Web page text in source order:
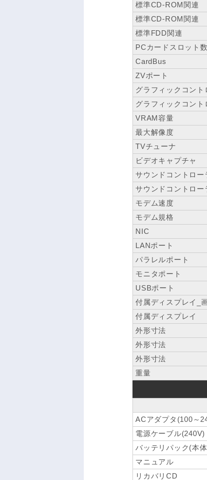
標準CD-ROM関連
標準CD-ROM関連
標準FDD関連
PCカードスロット数
CardBus
ZVポート
グラフィックコント
グラフィックコント
VRAM容量
最大解像度
TVチューナ
ビデオキャプチャ
サウンドコントロー
サウンドコントロー
モデム速度
モデム規格
NIC
LANポート
パラレルポート
モニタポート
USBポート
付属ディスプレイ_
付属ディスプレイ
外形寸法
外形寸法
外形寸法
重量
ACアダプタ(100～
電源ケーブル(240V)
バッテリパック(本
マニュアル
リカバリCD